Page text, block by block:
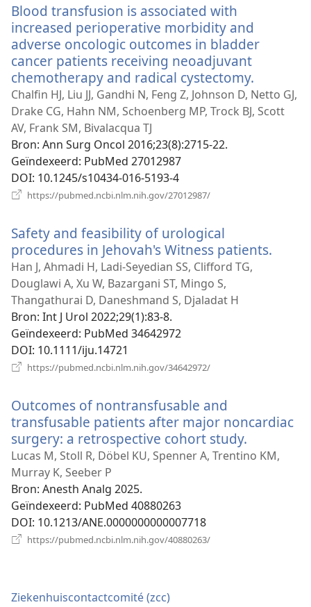
Blood transfusion is associated with
increased perioperative morbidity and
adverse oncologic outcomes in bladder
cancer patients receiving neoadjuvant
chemotherapy and radical cystectomy.
nieuw
venster)
Chalfin HJ, Liu JJ, Gandhi N, Feng Z, Johnson D, Netto GJ,
Drake CG, Hahn NM, Schoenberg MP, Trock BJ, Scott
AV, Frank SM, Bivalacqua TJ
Bron‎: Ann Surg Oncol 2016;23(8):2715-22.
Geïndexeerd‎: PubMed 27012987
DOI‎: 10.1245/s10434-016-5193-4
https://pubmed.ncbi.nlm.nih.gov/27012987/
Safety and feasibility of urological
procedures in Jehovah's Witness patients.
Han J, Ahmadi H, Ladi-Seyedian SS, Clifford TG,
Douglawi A, Xu W, Bazargani ST, Mingo S,
Thangathurai D, Daneshmand S, Djaladat H
Bron‎: Int J Urol 2022;29(1):83-8.
Geïndexeerd‎: PubMed 34642972
DOI‎: 10.1111/iju.14721
https://pubmed.ncbi.nlm.nih.gov/34642972/
Outcomes of nontransfusable and
transfusable patients after major noncardiac
surgery: a retrospective cohort study.
nieuw
Lucas M, Stoll R, Döbel KU, Spenner A, Trentino KM,
Murray K, Seeber P
Bron‎: Anesth Analg 2025.
Geïndexeerd‎: PubMed 40880263
DOI‎: 10.1213/ANE.0000000000007718
https://pubmed.ncbi.nlm.nih.gov/40880263/
Ziekenhuiscontactcomité (zcc)